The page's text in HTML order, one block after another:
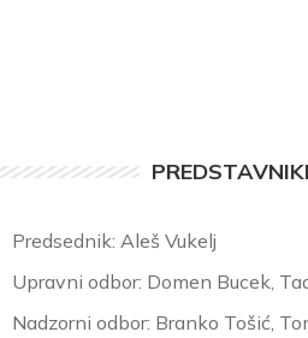
Predsednik: Aleš Vukelj
Upravni odbor: Domen Bucek,
Nadzorni odbor: Branko Tošić,